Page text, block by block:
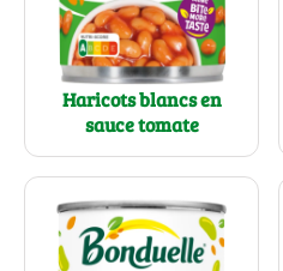
Haricots blancs en
sauce tomate